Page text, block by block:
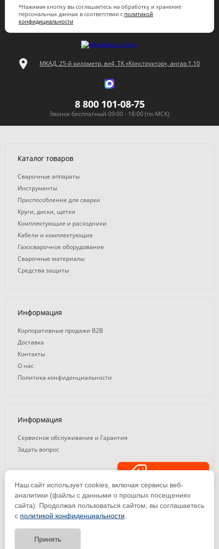
*Нажимая кнопку вы соглашаетесь на обработку и хранение
персональных данных в соответствии с политикой
конфидициальности
МКАД, 25-й километр, вл4, ТК «Конструктор», ангар 1.10
8 800 101-08-75
Звонок бесплатный 09:00 - 18:00 (по МСК)
Каталог товаров
Сварочные аппараты
Инструменты
Приспособление для сварки
Круги, диски, щетки
Комплектующие и расходники
Кабели и комплектующие
Газосварочное оборудование
Сварочные материалы
Средства защиты
Информация
Корпоративные продажи B2B
Доставка
Контакты
О нас
Политика конфиденциальности
Информация
Сервисное обслуживание и Гарантия
Задать вопрос
© 2008 — 2026. ООО «ТК Вэлд Плюс»
Email: ideasvarki@wp116.ru
Тел.: 8 800 101-08-75 (с 10:00 до 19:00)
ООО «Торговая Компания Вэлд Плюс» | ИНН 1650288518 | ОГРН
1141650012184
Наш сайт использует cookies, включая сервисы веб-
аналитики (файлы с данными о прошлых посещениях
сайта). Продолжая пользоваться сайтом, вы соглашаетесь
с политикой конфиденциальности
Принять